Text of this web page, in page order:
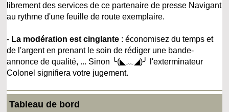
librement des services de ce partenaire de presse Navigant
au rythme d'une feuille de route exemplaire.
- La modération est cinglante : économisez du temps et
de l'argent en prenant le soin de rédiger une bande-
annonce de qualité, ... Sinon ╰(◣﹏◢)╯ l'exterminateur
Colonel signifiera votre jugement.
Tableau de bord